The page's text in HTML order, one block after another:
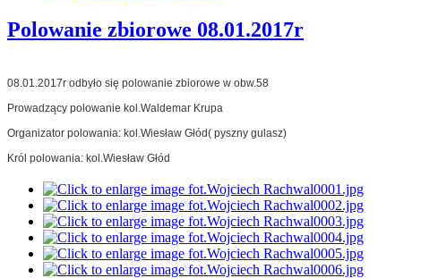
Polowanie zbiorowe 08.01.2017r
08.01.2017r odbyło się polowanie zbiorowe w obw.58
Prowadzący polowanie kol.Waldemar Krupa
Organizator polowania: kol.Wiesław Głód( pyszny gulasz)
Król polowania: kol.Wiesław Głód